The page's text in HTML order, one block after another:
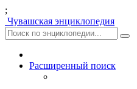
;
Чувашская энциклопедия
Расширенный поиск